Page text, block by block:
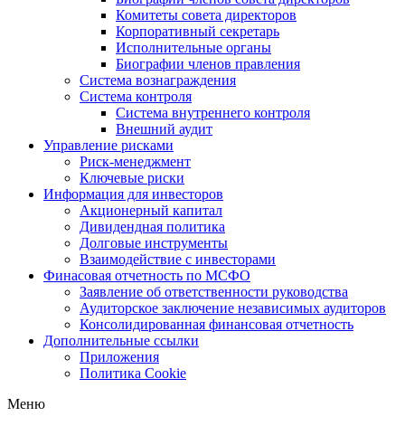
Комитеты совета директоров
Корпоративный секретарь
Исполнительные органы
Биографии членов правления
Система вознаграждения
Система контроля
Система внутреннего контроля
Внешний аудит
Управление рисками
Риск-менеджмент
Ключевые риски
Информация для инвесторов
Акционерный капитал
Дивидендная политика
Долговые инструменты
Взаимодействие с инвеcторами
Финасовая отчетность по МСФО
Заявление об ответственности руководства
Аудиторское заключение независимых аудиторов
Консолидированная финансовая отчетность
Дополнительные ссылки
Приложения
Политика Cookie
Меню